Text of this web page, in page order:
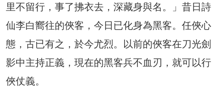
里不留行，事了拂衣去，深藏身與名。」昔日詩
仙李白嚮往的俠客，今日已化身為黑客。任俠心
態，古已有之，於今尤烈。以前的俠客在刀光劍
影中主持正義，現在的黑客兵不血刃，就可以行
俠仗義。